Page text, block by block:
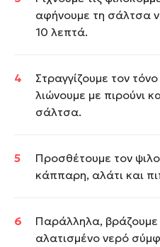
αφήνουμε τη σάλτσα
10 λεπτά.
Στραγγίζουμε τον
λιώνουμε με πιρούνι
σάλτσα.
Προσθέτουμε τον
κάππαρη, αλάτι και
Παράλληλα,
αλατισμένο νερό